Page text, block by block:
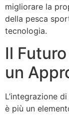
migliorare la
della pesca
tecnologia.
Il
un
L’integrazione
è più un